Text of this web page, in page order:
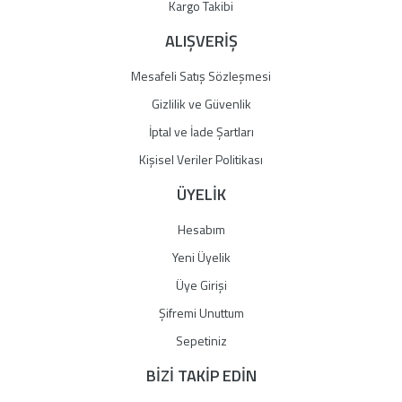
Kargo Takibi
ALIŞVERİŞ
Mesafeli Satış Sözleşmesi
Gizlilik ve Güvenlik
İptal ve İade Şartları
Kişisel Veriler Politikası
ÜYELİK
Hesabım
Yeni Üyelik
Üye Girişi
Şifremi Unuttum
Sepetiniz
BİZİ TAKİP EDİN